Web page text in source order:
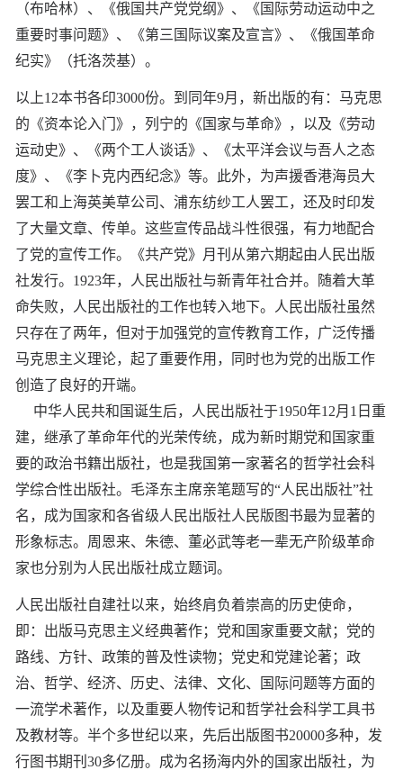
（布哈林）、《俄国共产党党纲》、《国际劳动运动中之
重要时事问题》、《第三国际议案及宣言》、《俄国革命
纪实》（托洛茨基）。
以上12本书各印3000份。到同年9月，新出版的有：马克思
的《资本论入门》，列宁的《国家与革命》，以及《劳动
运动史》、《两个工人谈话》、《太平洋会议与吾人之态
度》、《李卜克内西纪念》等。此外，为声援香港海员大
罢工和上海英美草公司、浦东纺纱工人罢工，还及时印发
了大量文章、传单。这些宣传品战斗性很强，有力地配合
了党的宣传工作。《共产党》月刊从第六期起由人民出版
社发行。1923年，人民出版社与新青年社合并。随着大革
命失败，人民出版社的工作也转入地下。人民出版社虽然
只存在了两年，但对于加强党的宣传教育工作，广泛传播
马克思主义理论，起了重要作用，同时也为党的出版工作
创造了良好的开端。
中华人民共和国诞生后，人民出版社于1950年12月1日重
建，继承了革命年代的光荣传统，成为新时期党和国家重
要的政治书籍出版社，也是我国第一家著名的哲学社会科
学综合性出版社。毛泽东主席亲笔题写的“人民出版社”社
名，成为国家和各省级人民出版社人民版图书最为显著的
形象标志。周恩来、朱德、董必武等老一辈无产阶级革命
家也分别为人民出版社成立题词。
人民出版社自建社以来，始终肩负着崇高的历史使命，
即：出版马克思主义经典著作；党和国家重要文献；党的
路线、方针、政策的普及性读物；党史和党建论著；政
治、哲学、经济、历史、法律、文化、国际问题等方面的
一流学术著作，以及重要人物传记和哲学社会科学工具书
及教材等。半个多世纪以来，先后出版图书20000多种，发
行图书期刊30多亿册。成为名扬海内外的国家出版社，为